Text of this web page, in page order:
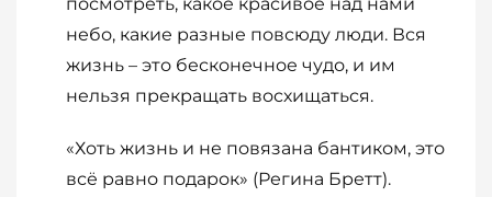
небо, какие разные повсюду люди. Вся
жизнь – это бесконечное чудо, и им
нельзя прекращать восхищаться.
«Хоть жизнь и не повязана бантиком, это
всё равно подарок» (Регина Бретт).